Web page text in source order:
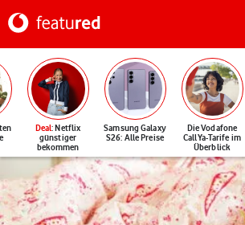
Deal: Netflix
günstiger
bekommen
Samsung Galaxy
S26: Alle Preise
Die Vodafone
CallYa-Tarife im
Überblick